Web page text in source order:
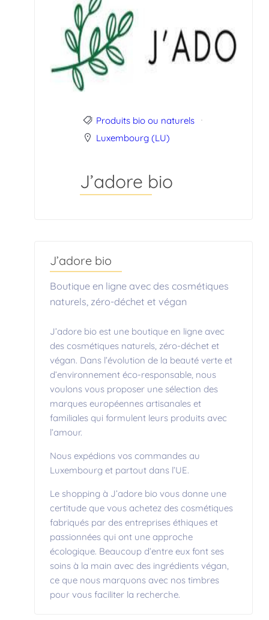
Produits bio ou naturels
Luxembourg (LU)
J’adore bio
J’adore bio
Boutique en ligne avec des cosmétiques
naturels, zéro-déchet et végan
J’adore bio est une boutique en ligne avec
des cosmétiques naturels, zéro-déchet et
végan. Dans l’évolution de la beauté verte et
d’environnement éco-responsable, nous
voulons vous proposer une sélection des
marques européennes artisanales et
familiales qui formulent leurs produits avec
l’amour.
Nous expédions vos commandes au
Luxembourg et partout dans l’UE.
Le shopping à J’adore bio vous donne une
certitude que vous achetez des cosmétiques
fabriqués par des entreprises éthiques et
passionnées qui ont une approche
écologique. Beaucoup d’entre eux font ses
soins à la main avec des ingrédients végan,
ce que nous marquons avec nos timbres
pour vous faciliter la recherche.